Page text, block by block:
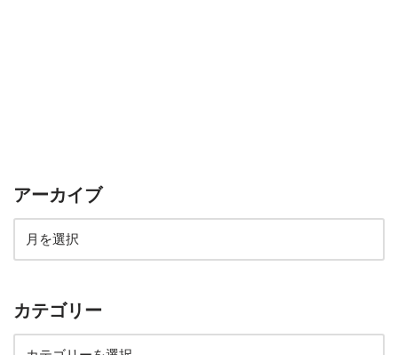
アーカイブ
カテゴリー